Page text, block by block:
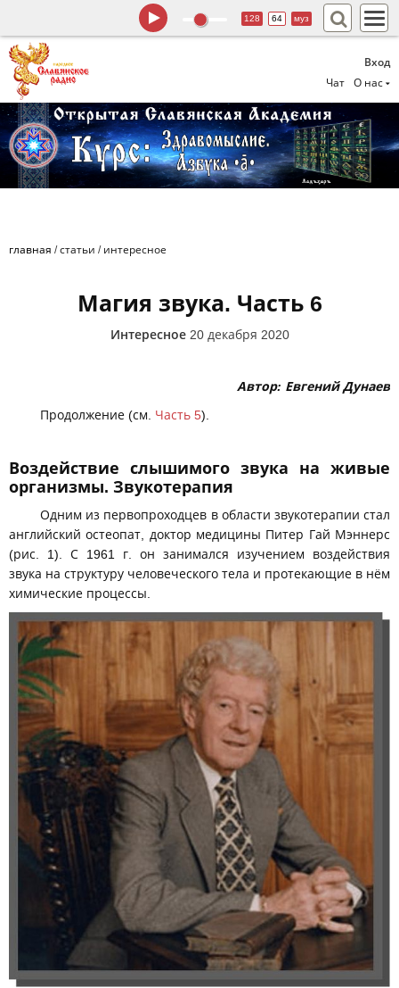
Вход
Чат
О нас
128 64 муз
главная /статьи / интересное
Магия звука. Часть 6
Интересное 20 декабря 2020
Автор: Евгений Дунаев
Продолжение (см. Часть 5).
Воздействие слышимого звука на живые
организмы. Звукотерапия
Одним из первопроходцев в области звукотерапии стал
английский остеопат, доктор медицины Питер Гай Мэннерс
(рис. 1). С 1961 г. он занимался изучением воздействия
звука на структуру человеческого тела и протекающие в нём
химические процессы.